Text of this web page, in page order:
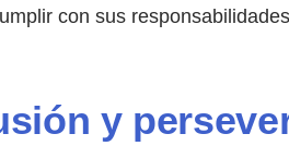
con sus
y